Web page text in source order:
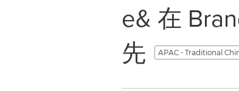
e& 在
先
APAC - Traditional